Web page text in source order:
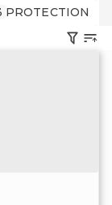
PROTECTION